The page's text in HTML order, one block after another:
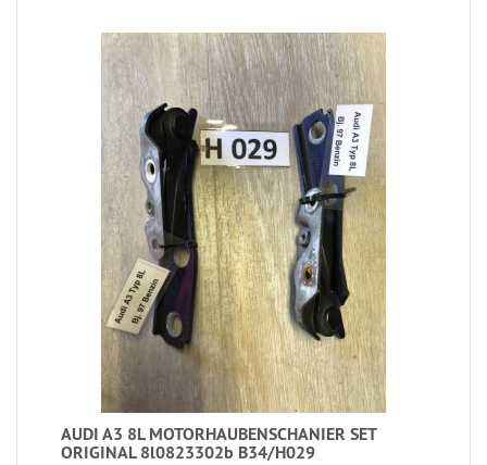
AUDI A3 8L MOTORHAUBENSCHANIER SET
ORIGINAL 8l0823302b B34/H029